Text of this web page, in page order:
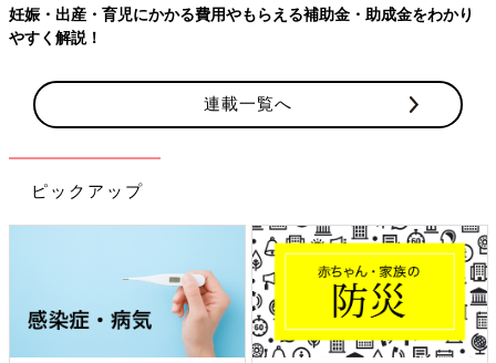
かり 【ワクチン接種できるものも】妊婦の感染症対策、知ってお
連載一覧へ
ピックアップ